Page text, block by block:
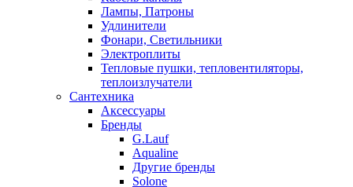
Лампы, Патроны
Удлинители
Фонари, Светильники
Электроплиты
Тепловые пушки, тепловентиляторы,
теплоизлучатели
Сантехника
Аксессуары
Бренды
G.Lauf
Aqualine
Другие бренды
Solone